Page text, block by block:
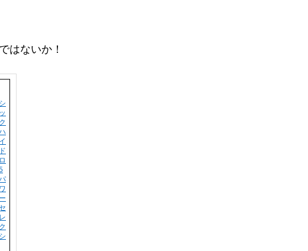
はないか！
シ
ッ
ク
イ
ド
ロ
ワ
ー
レ
ク